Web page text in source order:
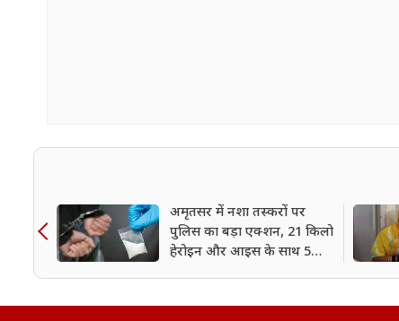
अमृतसर में नशा तस्करों पर
पुलिस का बड़ा एक्शन, 21 किलो
हेरोइन और आइस के साथ 5